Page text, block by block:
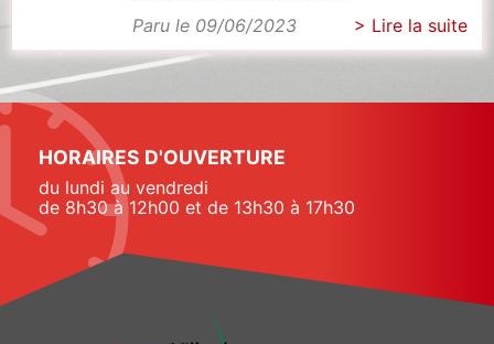
Paru le 09/06/2023
> Lire la suite
HORAIRES D'OUVERTURE
du lundi au vendredi
de 8h30 à 12h00 et de 13h30 à 17h30